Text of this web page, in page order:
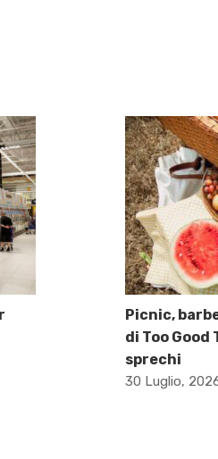
Picnic,
di Too Good
sprechi
30 Luglio,